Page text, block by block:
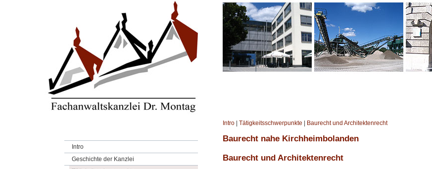
Intro
Geschichte der Kanzlei
Intro Tätigkeitsschwerpunkte Baurecht und Architektenrecht
Baurecht nahe Kirchheimbolanden
Baurecht und Architektenrecht